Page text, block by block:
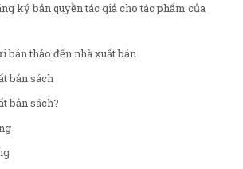
ký bản quyền tác giả cho tác phẩm của
bản thảo đến nhà xuất bản
bản sách
bản sách?